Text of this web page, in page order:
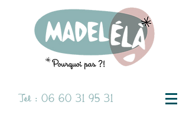
Tél :06 60 31 95 31